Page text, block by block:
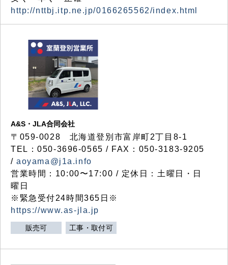
http://nttbj.itp.ne.jp/0166265562/index.html
A&S・JLA合同会社
〒 059-0028 北海道登別市富岸町2丁目 8-1
TEL：050-3696-0565 / FAX：050-3183-9205
/aoyama@j1a.info
営業時間：10:00〜17:00 / 定休日：土曜日・日
曜日
※緊急受付24時間365日※
https://www.as-jla.jp
販売可 工事・取付可